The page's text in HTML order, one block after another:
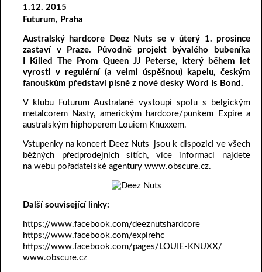
1.12. 2015
Futurum, Praha
Australský hardcore Deez Nuts se v úterý 1. prosince
zastaví v Praze. Původně projekt bývalého bubeníka
I Killed The Prom Queen JJ Peterse, který během let
vyrostl v regulérní (a velmi úspěšnou) kapelu, českým
fanouškům představí písně z nové desky Word Is Bond.
V klubu Futurum Australané vystoupí spolu s belgickým
metalcorem Nasty, americkým hardcore/punkem Expire a
australským hiphoperem Louiem Knuxxem.
Vstupenky na koncert Deez Nuts jsou k dispozici ve všech
běžných předprodejních sítích, více informací najdete
na webu pořadatelské agentury www.obscure.cz.
Další související linky:
https://www.facebook.com/deeznutshardcore
https://www.facebook.com/expirehc
https://www.facebook.com/pages/LOUIE-KNUXX/
www.obscure.cz